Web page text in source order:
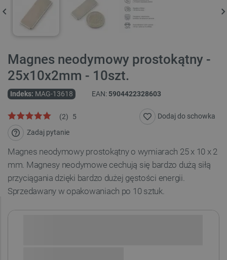
Magnes neodymowy prostokątny -
25x10x2mm - 10szt.
Indeks: MAG-13618 EAN: 5904422328603
5
(2)
Zadaj pytanie
Dodaj do schowka
Magnes neodymowy prostokątny o wymiarach 25 x 10 x 2
mm. Magnesy neodymowe cechują się bardzo dużą siłą
przyciągania dzięki bardzo dużej gęstości energii.
Sprzedawany w opakowaniach po 10 sztuk.